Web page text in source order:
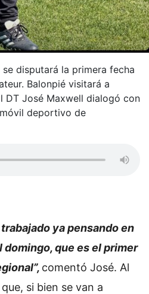
disputará la primera fecha
Balonpié visitará a
DT José Maxwell dialogó con
deportivo de
ya pensando en
domingo, que es el primer
comentó José. Al
si bien se van a